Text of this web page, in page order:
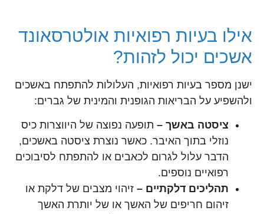
אילו בעיות רפואיות אולטרסאונד
אשכים יכול לזהות?
ישנן מספר בעיות רפואיות, העלולות להתפתח באשכים
ולהשפיע על הבריאות הגופנית והמינית של גברים:
ציסטה באשך – תופעה נפוצה של היווצרות כיס
נוזלי בתוך האיבר. כאשר נוצרת ציסטה באשכים,
הדבר עלול לגרום לכאבים או להתפתח לסיבוכים
רפואיים נוספים.
תהליכים דלקתיים – זיהוי מצבים של דלקת או
זיהום חריפים של האשך או של יותרת האשך